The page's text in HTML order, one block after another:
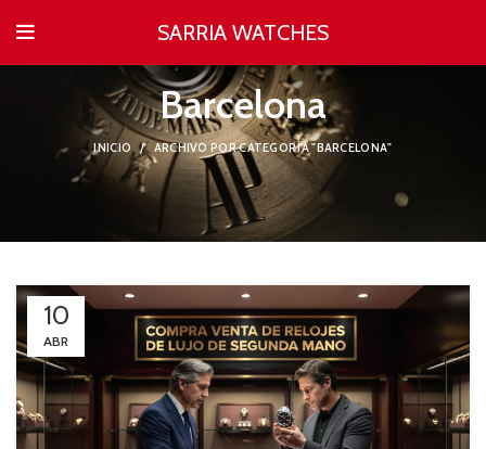
SARRIA WATCHES
Barcelona
INICIO ARCHIVO POR CATEGORÍA "BARCELONA"
10
ABR